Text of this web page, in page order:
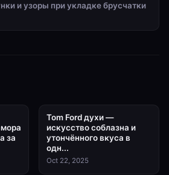
и узоры при укладке брусчатки
за
Tom Ford духи —
искусство соблазна и
утончённого вкуса в
одн...
Oct 22, 2025